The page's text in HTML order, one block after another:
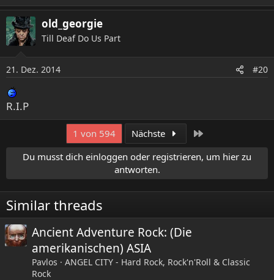
old_georgie
Till Deaf Do Us Part
21. Dez. 2014 #20
R.I.P
1 von 594 Nächste
Du musst dich einloggen oder registrieren, um hier zu
antworten.
Similar threads
Ancient Adventure Rock: (Die
amerikanischen) ASIA
Pavlos
ANGEL CITY - Hard Rock, Rock'n'Roll & Classic
Rock